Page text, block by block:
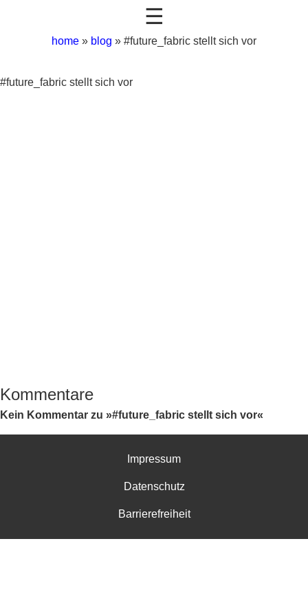
☰
home » blog » #future_fabric stellt sich vor
#future_fabric stellt sich vor
Kommentare
Kein Kommentar zu »#future_fabric stellt sich vor«
Impressum
Datenschutz
Barrierefreiheit